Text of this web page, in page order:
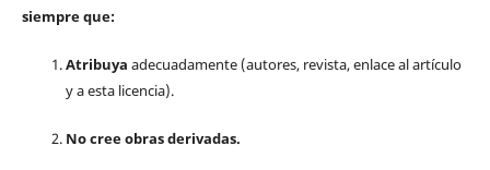
siempre que:
Atribuya adecuadamente (autores, revista, enlace al artículo
y a esta licencia).
No cree obras derivadas.